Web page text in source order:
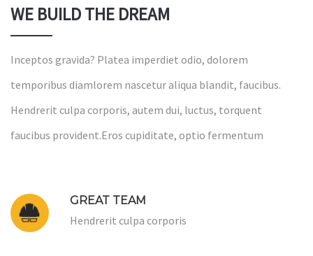
WE BUILD THE DREAM
Inceptos gravida? Platea imperdiet odio, dolorem
temporibus diamlorem nascetur aliqua blandit, faucibus.
Hendrerit culpa corporis, autem dui, luctus, torquent
faucibus provident.Eros cupiditate, optio fermentum
GREAT TEAM
Hendrerit culpa corporis